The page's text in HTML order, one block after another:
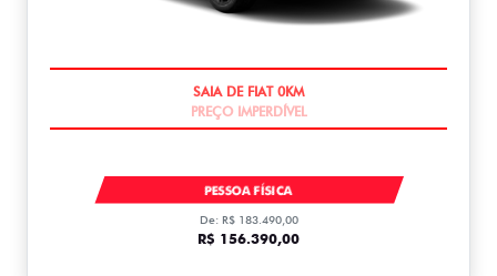
FASTBACK ABARTH TURBO 270 AT FLEX T270
PESSOA FÍSICA
De: R$ 183.490,00
R$ 156.390,00